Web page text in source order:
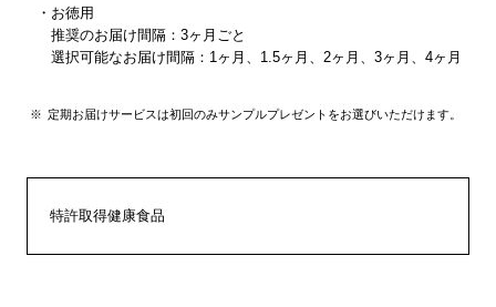
お徳用
推奨のお届け間隔：3ヶ月ごと
選択可能なお届け間隔：1ヶ月、1.5ヶ月、2ヶ月、3ヶ月、4ヶ月
定期お届けサービスは初回のみサンプルプレゼントをお選びいただけます。
特許取得健康食品